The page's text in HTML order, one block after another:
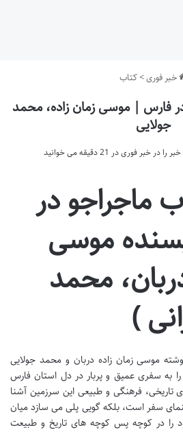
خبر فوری>کتاب
فارس | موسی زمان زاده، محمد
جولایی
را در خبر فوری در 21 دقیقه می خوانید
ماجراجو در
موسی
محمد
)
موسی زمان زاده دربان و محمد جولایی
را به سفری عمیق و پربار در دل استان فارس
تاریخی، فرهنگی و طبیعی این سرزمین آشنا
سفر است، بلکه گویی پلی می سازد میان
را در کوچه پس کوچه های تاریخ و طبیعت